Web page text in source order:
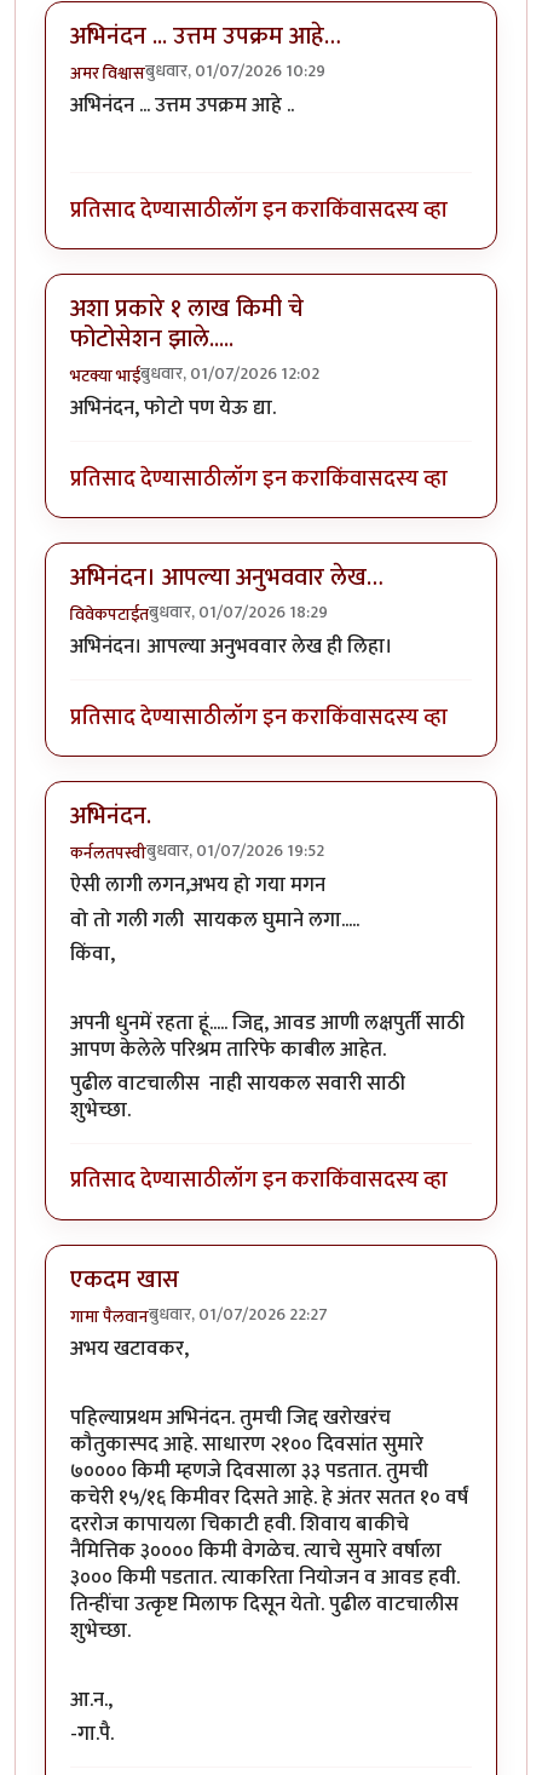
अभिनंदन ... उत्तम उपक्रम आहे…
अमर विश्वासबुधवार, 01/07/2026 10:29
अभिनंदन ... उत्तम उपक्रम आहे ..
प्रतिसाद देण्यासाठीलॉग इन कराकिंवासदस्य व्हा
अशा प्रकारे १ लाख किमी चे
फोटोसेशन झाले.....
भटक्या भाईबुधवार, 01/07/2026 12:02
अभिनंदन, फोटो पण येऊ द्या.
प्रतिसाद देण्यासाठीलॉग इन कराकिंवासदस्य व्हा
अभिनंदन। आपल्या अनुभववार लेख…
विवेकपटाईतबुधवार, 01/07/2026 18:29
अभिनंदन। आपल्या अनुभववार लेख ही लिहा।
प्रतिसाद देण्यासाठीलॉग इन कराकिंवासदस्य व्हा
अभिनंदन.
कर्नलतपस्वीबुधवार, 01/07/2026 19:52
ऐसी लागी लगन,अभय हो गया मगन
वो तो गली गली सायकल घुमाने लगा.....
किंवा,
अपनी धुनमें रहता हूं..... जिद्द, आवड आणी लक्षपुर्ती साठी
आपण केलेले परिश्रम तारिफे काबील आहेत.
पुढील वाटचालीस नाही सायकल सवारी साठी
शुभेच्छा.
प्रतिसाद देण्यासाठीलॉग इन कराकिंवासदस्य व्हा
एकदम खास
गामा पैलवानबुधवार, 01/07/2026 22:27
अभय खटावकर,
पहिल्याप्रथम अभिनंदन. तुमची जिद्द खरोखरंच
कौतुकास्पद आहे. साधारण २१०० दिवसांत सुमारे
७०००० किमी म्हणजे दिवसाला ३३ पडतात. तुमची
कचेरी १५/१६ किमीवर दिसते आहे. हे अंतर सतत १० वर्षं
दररोज कापायला चिकाटी हवी. शिवाय बाकीचे
नैमित्तिक ३०००० किमी वेगळेच. त्याचे सुमारे वर्षाला
३००० किमी पडतात. त्याकरिता नियोजन व आवड हवी.
तिन्हींचा उत्कृष्ट मिलाफ दिसून येतो. पुढील वाटचालीस
शुभेच्छा.
आ.न.,
-गा.पै.